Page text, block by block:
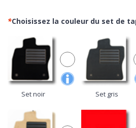
un contrôle maximum, zéro peur de
Douceur >
Avec le velours Tufté,
voiture à la moquette plus prisé du
confortable nylon de grande qualité
métier à tisser pour obtenir une
grande luminosité du tissu et
nettoyage.
Esthétique >
Minutieuses finitions
sur le dessous, les tapis de la gamme
*Choisissez la couleur du set de
Set noir Set gris